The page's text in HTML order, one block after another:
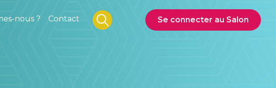
nous ? Contact Se connecter au Salon